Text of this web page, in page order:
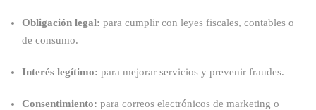
Obligación legal: para cumplir con leyes fiscales, contables o
de consumo.
Interés legítimo: para mejorar servicios y prevenir fraudes.
Consentimiento: para correos electrónicos de marketing o